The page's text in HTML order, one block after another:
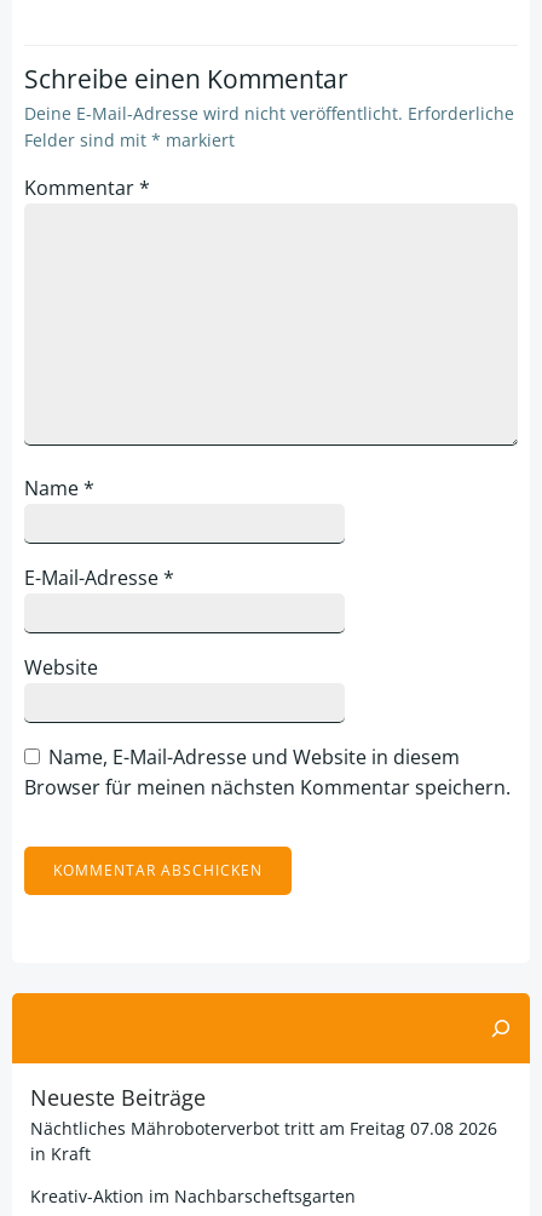
Schreibe einen Kommentar
Deine E-Mail-Adresse wird nicht veröffentlicht. Erforderliche
Felder sind mit * markiert
Kommentar*
Name*
E-Mail-Adresse*
Website
Name, E-Mail-Adresse und Website in diesem
Browser für meinen nächsten Kommentar speichern.
Neueste Beiträge
Nächtliches Mähroboterverbot tritt am Freitag 07.08 2026
in Kraft
Kreativ-Aktion im Nachbarscheftsgarten